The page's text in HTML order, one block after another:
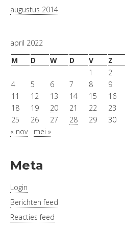
augustus 2014
april 2022
M
D W D V Z
1
2
4
5 6 7 8 9
11
12 13 14 15 16
18
19 20 21 22 23
25
26 27 28 29
30
« nov
mei »
Meta
Login
Berichten feed
Reacties feed